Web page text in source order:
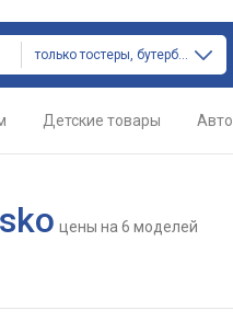
только тостеры, бутербродницы и вафельницы
Детские товары Авто
цены на 6 моделей